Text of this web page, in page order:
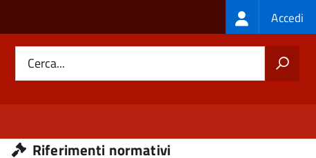
Login
menu
Accedi
Cerca...
Riferimenti normativi